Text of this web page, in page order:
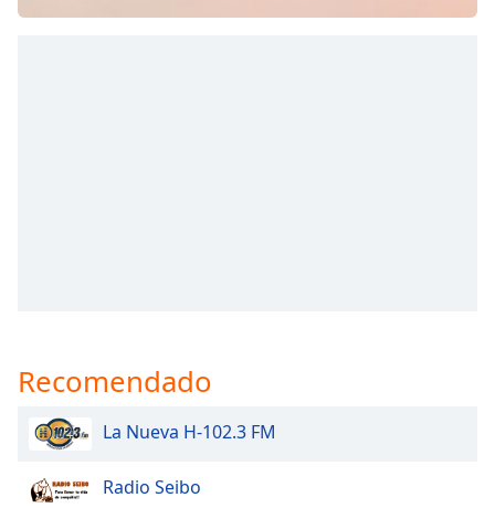
subtitles
window.
Beginning
Recomendado
La Nueva H-102.3 FM
Radio Seibo